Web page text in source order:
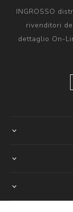
INGROSSO
rivenditori
dettaglio On-